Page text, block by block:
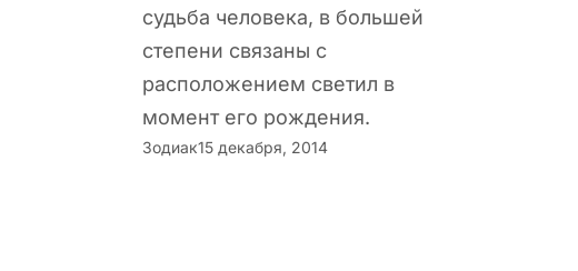
судьба человека, в большей
степени связаны с
расположением светил в
момент его рождения.
Зодиак15 декабря, 2014